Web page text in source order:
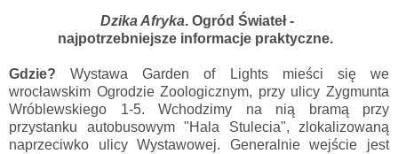
Dzika Afryka. Ogród Świateł -
najpotrzebniejsze informacje praktyczne.
Gdzie?Wystawa Garden of Lights mieści się we
wrocławskim Ogrodzie Zoologicznym, przy ulicy Zygmunta
Wróblewskiego 1-5. Wchodzimy na nią bramą przy
przystanku autobusowym "Hala Stulecia", zlokalizowaną
naprzeciwko ulicy Wystawowej. Generalnie wejście jest